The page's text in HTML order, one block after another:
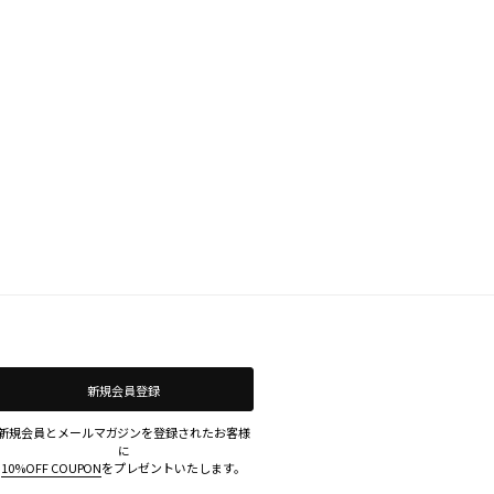
新規会員登録
規会員とメールマガジンを登録されたお客様
に
10%OFF COUPONをプレゼントいたします。